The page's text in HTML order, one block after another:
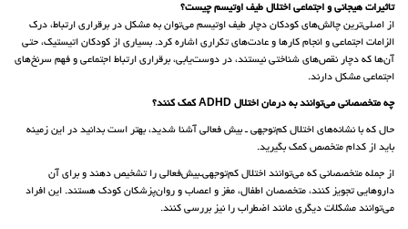
تاثیرات هیجانی و اجتماعی اختلال طیف اوتیسم چیست؟
از اصلی‌ترین چالش‌های کودکان دچار طیف اوتیسم می‌توان به مشکل در برقراری ارتباط، درک
الزامات اجتماعی و انجام کارها و عادت‌های تکراری اشاره کرد. بسیاری از کودکان اتیستیک، حتی
آن‌ها که دچار نقص‌های شناختی نیستند، در دوست‌یابی، برقراری ارتباط اجتماعی و فهم سرنخ‌های
اجتماعی مشکل دارند.
چه متخصصانی می‌توانند به درمان اختلال ADHD کمک کنند؟
حال که با نشانه‌های اختلال کم‌توجهی‌ ـ‌‌ بیش فعالی آشنا شدید، بهتر است بدانید در این زمینه
باید از کدام متخصص کمک بگیرید.
از جمله متخصصانی که می‌توانند اختلال کم‌توجهی‌ـ‌بیش‌فعالی را تشخیص دهند و برای آن
داروهایی تجویز کنند، متخصصان اطفال، مغز و اعصاب و روان‌پزشکان کودک هستند. این افراد
می‌توانند مشکلات دیگری مانند اضطراب را نیز بررسی کنند.